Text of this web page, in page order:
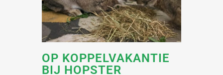
OP KOPPELVAKANTIE
BIJ HOPSTER